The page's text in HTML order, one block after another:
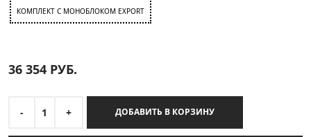
КОМПЛЕКТ C МОНОБЛОКОМ EXPORT
36 354 РУБ.
- 1 + ДОБАВИТЬ В КОРЗИНУ